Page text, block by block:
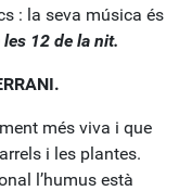
: la seva música és
les 12 de la nit.
més viva i que
i les plantes.
l’humus està